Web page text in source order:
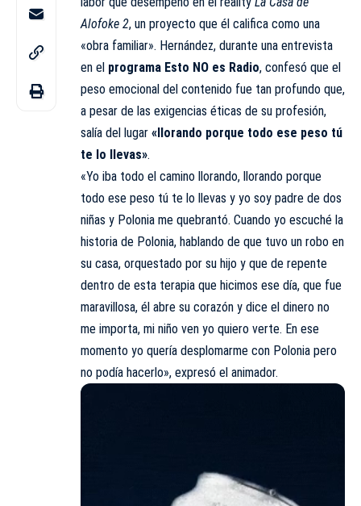
Alofoke 2, un proyecto que él califica como una
«obra familiar». Hernández, durante una entrevista
en el programa Esto NO es Radio, confesó que el
peso emocional del contenido fue tan profundo que,
a pesar de las exigencias éticas de su profesión,
salía del lugar «llorando porque todo ese peso tú
te lo llevas».
«Yo iba todo el camino llorando, llorando porque
todo ese peso tú te lo llevas y yo soy padre de dos
niñas y Polonia me quebrantó. Cuando yo escuché la
historia de Polonia, hablando de que tuvo un robo en
su casa, orquestado por su hijo y que de repente
dentro de esta terapia que hicimos ese día, que fue
maravillosa, él abre su corazón y dice el dinero no
me importa, mi niño ven yo quiero verte. En ese
momento yo quería desplomarme con Polonia pero
no podía hacerlo», expresó el animador.